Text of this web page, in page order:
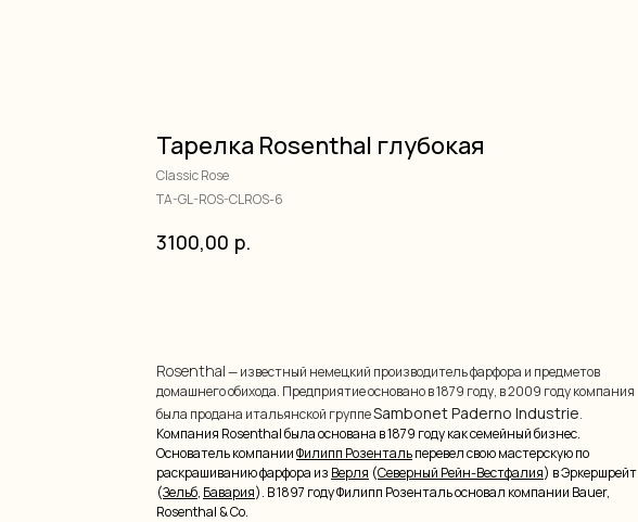
Тарелка Rosenthal глубокая
Classic Rose
TA-GL-ROS-CLROS-6
3100,00 р.
Rosenthal— известный немецкий производитель фарфора и предметов
домашнего обихода. Предприятие основано в 1879 году, в 2009 году компания
была продана итальянской группеSambonet Paderno Industrie.
Компания Rosenthal была основана в 1879 году как семейный бизнес.
Основатель компанииФилипп Розентальперевел свою мастерскую по
раскрашиванию фарфора из Верля (Северный Рейн-Вестфалия) в Эркершрейт
(Зельб, Бавария). В 1897 году Филипп Розенталь основал компании Bauer,
Rosenthal & Co.